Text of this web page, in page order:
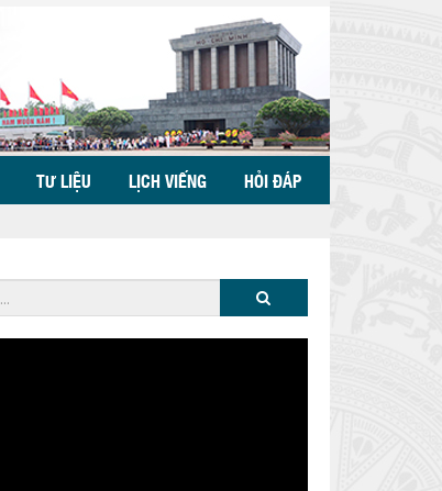
TƯ LIỆU LỊCH VIẾNG HỎI ĐÁP